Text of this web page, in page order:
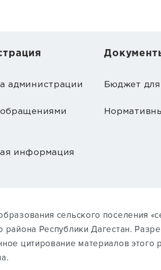
администрации
обращениями
информация
Бюджет
сельского поселения
района Республики Дагестан.
цитирование материалов этого